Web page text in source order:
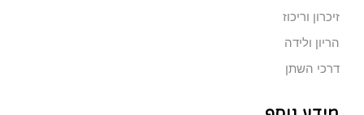
זיכרון וריכוז
הריון ולידה
דרכי השתן